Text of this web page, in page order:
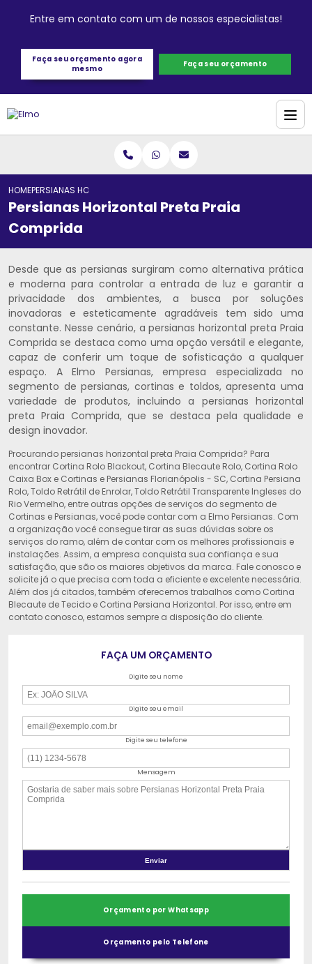
Entre em contato com um de nossos especialistas!
Faça seu orçamento agora
mesmo
Faça seu orçamento
HOMEPERSIANAS HORIZONTAL PRETA PRAIA COMPRIDA
Persianas Horizontal Preta Praia
Comprida
Desde que as persianas surgiram como alternativa prática
e moderna para controlar a entrada de luz e garantir a
privacidade dos ambientes, a busca por soluções
inovadoras e esteticamente agradáveis tem sido uma
constante. Nesse cenário, a persianas horizontal preta Praia
Comprida se destaca como uma opção versátil e elegante,
capaz de conferir um toque de sofisticação a qualquer
espaço. A Elmo Persianas, empresa especializada no
segmento de persianas, cortinas e toldos, apresenta uma
variedade de produtos, incluindo a persianas horizontal
preta Praia Comprida, que se destaca pela qualidade e
design inovador.
Procurando persianas horizontal preta Praia Comprida? Para
encontrar Cortina Rolo Blackout, Cortina Blecaute Rolo, Cortina Rolo
Caixa Box e Cortinas e Persianas Florianópolis - SC, Cortina Persiana
Rolo, Toldo Retrátil de Enrolar, Toldo Retrátil Transparente Ingleses do
Rio Vermelho, entre outras opções de serviços do segmento de
Cortinas e Persianas, você pode contar com a Elmo Persianas. Com
a organização você consegue tirar as suas dúvidas sobre os
serviços do ramo, além de contar com os melhores profissionais e
instalações. Assim, a empresa conquista sua confiança e sua
satisfação, que são os maiores objetivos da marca. Fale conosco e
solicite já o que precisa com toda a eficiente e excelente necessária.
Além dos já citados, também oferecemos trabalhos como Cortina
Blecaute de Tecido e Cortina Persiana Horizontal. Por isso, entre em
contato conosco, estamos sempre a disposição do cliente.
FAÇA UM ORÇAMENTO
Digite seu nome
Digite seu email
Digite seu telefone
Mensagem
Orçamento por Whatsapp
Orçamento pelo Telefone